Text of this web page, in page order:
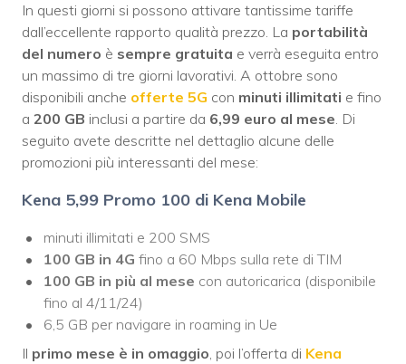
In questi giorni si possono attivare tantissime tariffe
dall’eccellente rapporto qualità prezzo. La portabilità
del numero è sempre gratuita e verrà eseguita entro
un massimo di tre giorni lavorativi. A ottobre sono
disponibili anche offerte 5G con minuti illimitati e fino
a 200 GB inclusi a partire da 6,99 euro al mese. Di
seguito avete descritte nel dettaglio alcune delle
promozioni più interessanti del mese:
Kena 5,99 Promo 100 di Kena Mobile
minuti illimitati e 200 SMS
100 GB in 4G fino a 60 Mbps sulla rete di TIM
100 GB in più al mese con autoricarica (disponibile
fino al 4/11/24)
6,5 GB per navigare in roaming in Ue
Il primo mese è in omaggio, poi l’offerta di Kena